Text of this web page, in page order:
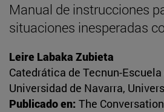
Manual de instrucciones
situaciones inesperadas
Leire Labaka Zubieta
Catedrática de Tecnun-
Universidad de Navarra,
Publicado en: The